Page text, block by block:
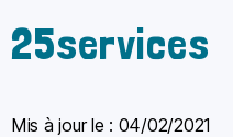
25services
Mis à jour le : 04/02/2021